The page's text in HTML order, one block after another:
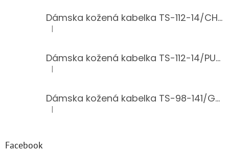
Dámska kožená kabelka TS-112-14/CHOCO
Hodnotenie produktu je 5 z 5 hviezdičiek.
|
Dámska kožená kabelka TS-112-14/PUDER
Hodnotenie produktu je 5 z 5 hviezdičiek.
|
Dámska kožená kabelka TS-98-141/GOLD
Hodnotenie produktu je 5 z 5 hviezdičiek.
|
Facebook